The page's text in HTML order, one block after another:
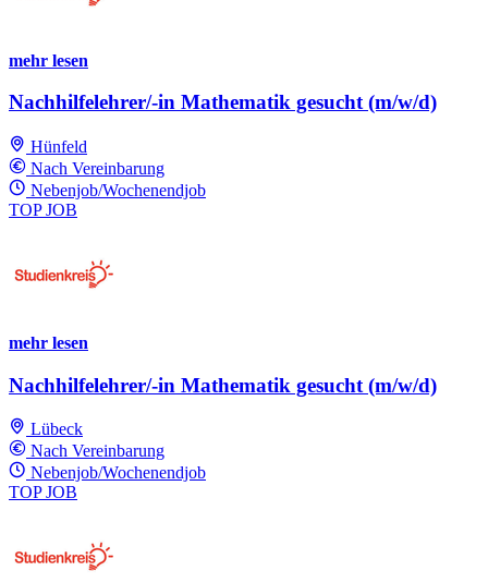
mehr lesen
Nachhilfelehrer/-in Mathematik gesucht (m/w/d)
Hünfeld
Nach Vereinbarung
Nebenjob/Wochenendjob
TOP JOB
mehr lesen
Nachhilfelehrer/-in Mathematik gesucht (m/w/d)
Lübeck
Nach Vereinbarung
Nebenjob/Wochenendjob
TOP JOB